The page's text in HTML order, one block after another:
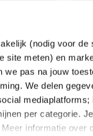
(nodig voor
meten) en
pas na jouw
We delen
per categorie.
Meer informatie over
vriendelijke